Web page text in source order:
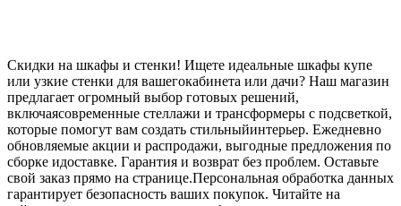
Скидки на шкафы и стенки! Ищете идеальные шкафы купе
или узкие стенки для вашегокабинета или дачи? Наш магазин
предлагает огромный выбор готовых решений,
включаясовременные стеллажи и трансформеры с подсветкой,
которые помогут вам создать стильныйинтерьер. Ежедневно
обновляемые акции и распродажи, выгодные предложения по
сборке идоставке. Гарантия и возврат без проблем. Оставьте
свой заказ прямо на странице.Персональная обработка данных
гарантирует безопасность ваших покупок. Читайте на